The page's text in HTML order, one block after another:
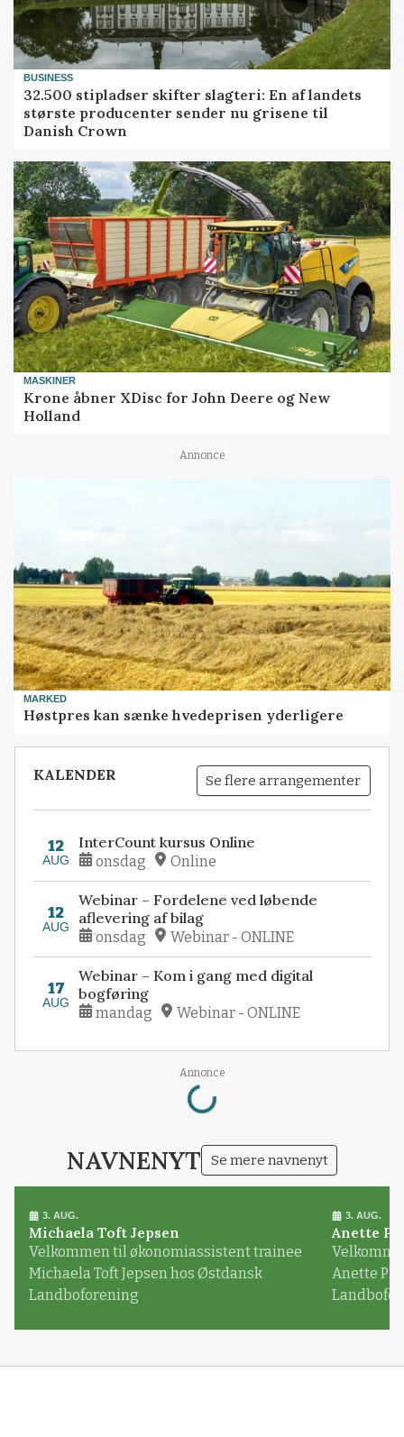
BUSINESS
32.500 stipladser skifter slagteri: En af landets
største producenter sender nu grisene til
Danish Crown
MASKINER
Krone åbner XDisc for John Deere og New
Holland
Annonce
MARKED
Høstpres kan sænke hvedeprisen yderligere
KALENDER Se flere arrangementer
12
AUG
InterCount kursus Online
onsdag Online
12
AUG
Webinar – Fordelene ved løbende
aflevering af bilag
onsdag Webinar - ONLINE
17
AUG
Webinar – Kom i gang med digital
bogføring
mandag Webinar - ONLINE
Annonce
Loading...
NAVNENYT Se mere navnenyt
3. AUG.
Michaela Toft Jepsen
Velkommen til økonomiassistent trainee
Michaela Toft Jepsen hos Østdansk
Landboforening
3. AUG.
Anette
Anette